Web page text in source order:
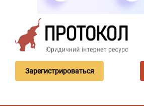
Зарегистрироваться